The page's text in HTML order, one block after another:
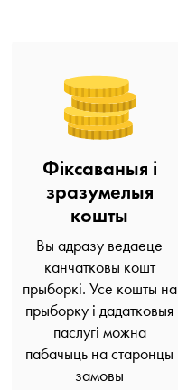
Фіксаваныя і
зразумелыя
кошты
Вы адразу ведаеце
канчатковы кошт
прыборкі. Усе кошты на
прыборку і дадатковыя
паслугі можна
пабачыць на старонцы
замовы